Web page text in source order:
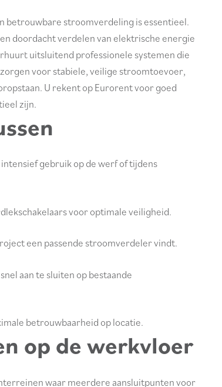
betrouwbare stroomverdeling is essentieel.
doordacht verdelen van elektrische energie
uitsluitend professionele systemen die
voor stabiele, veilige stroomtoevoer,
U rekent op Eurorent voor goed
zijn.
gebruik op de werf of tijdens
voor optimale veiligheid.
een passende stroomverdeler vindt.
aan te sluiten op bestaande
betrouwbaarheid op locatie.
op de werkvloer
waar meerdere aansluitpunten voor